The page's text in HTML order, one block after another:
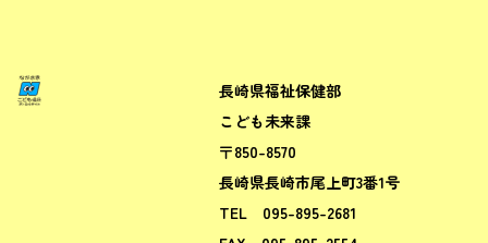
ながさきこども場所ポータルサ
長崎県福祉保健部
こども未来課
〒850-8570
長崎県長崎市尾上町3番1号
TEL 095-895-2681